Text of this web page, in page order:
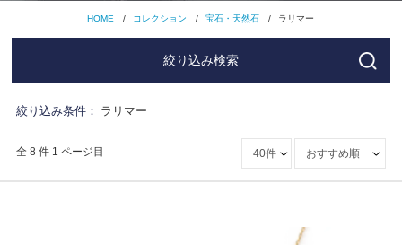
HOME コレクション 宝石・天然石 ラリマー
絞り込み検索
絞り込み条件： ラリマー
全 8 件 1 ページ目